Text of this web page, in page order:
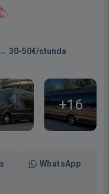
30-50€/stunda
+16
WhatsApp